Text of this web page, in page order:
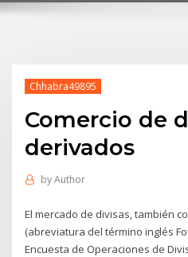
Chhabra49895
Comercio de
derivados
byAuthor
El mercado de divisas, también
(abreviatura del término inglés
Encuesta de Operaciones de